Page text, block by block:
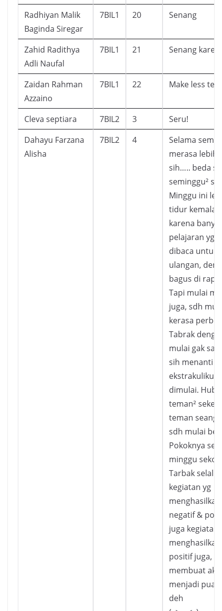
Radhiyan Malik
Baginda Siregar
7BIL1 20 Senang
Zahid Radithya
Adli Naufal
7BIL1 21 Senang
Zaidan Rahman
Azzaino
7BIL1 22 Make less
Cleva septiara 7BIL2 3
Seru!
Dahayu Farzana
Alisha
7BIL2 4
Selama
merasa lebih
sih….. beda
seminggu²
Minggu ini
tidur
karena
pelajaran yg
dibaca untuk
ulangan,
bagus di
Tapi mulai
juga, sdh
kerasa
Tabrak
mulai gak
sih menanti
dimulai.
teman²
teman
sdh mulai
Pokoknya
minggu
Tarbak selalu
kegiatan yg
negatif &
juga kegiatan
positif juga,
membuat
menjadi
deh